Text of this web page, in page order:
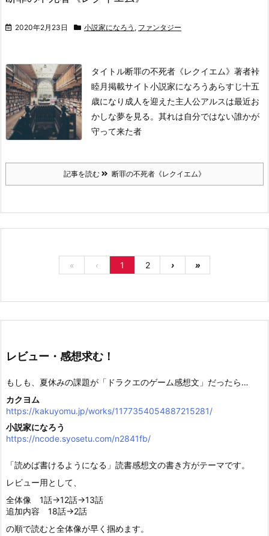
2020年2月23日 小説家になろう , ファンタジー
タイトル断罪の不死者《レクイエム》 著者裃
睦月掲載サイト小説家になろう あらすじ十五
歳になり成人を迎えた主人公アルスは最近お
かしな夢を見る。 其れは自分ではない誰かが
守って来た者
記事を読む 断罪の不死者《レクイエム》
« ‹ 1 2 › »
レビュー・感想求む！
もしも、夏休みの課題が「ドラクエのゲーム感想文」だったら…
カクヨム
https://kakuyomu.jp/works/1177354054887215281/
小説家になろう
https://ncode.syosetu.com/n2841fb/
「読めば書けるようになる」読書感想文の書き方がテーマです。
レビュー用として、
全体像 1話→12話→13話
追加内容 18話→2話
の順で読むと全体像が早く掴めます。